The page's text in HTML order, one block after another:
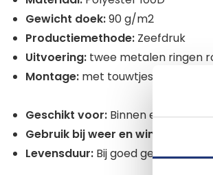
Gewicht doek:90 g/m2
Productiemethode: Zeefdruk
Uitvoering: twee metalen ringen
Montage: met touwtjes door de
Geschikt voor: Binnen en
Gebruik bij weer en wind:
Levensduur: Bij goed gebruik is